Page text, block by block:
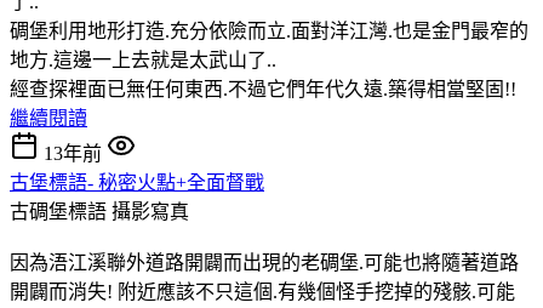
碉堡利用地形打造.充分依險而立.面對洋江灣.也是金門最窄的
地方.這邊一上去就是太武山了..
經查探裡面已無任何東西.不過它們年代久遠.築得相當堅固!!
繼續閱讀
13年前
古堡標語- 秘密火點+全面督戰
古碉堡標語 攝影寫真
因為浯江溪聯外道路開闢而出現的老碉堡.可能也將隨著道路
開闢而消失! 附近應該不只這個.有幾個怪手挖掉的殘骸.可能